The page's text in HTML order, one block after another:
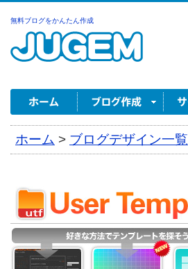
無料ブログをかんたん作成
ホーム > ブログデザイン一覧